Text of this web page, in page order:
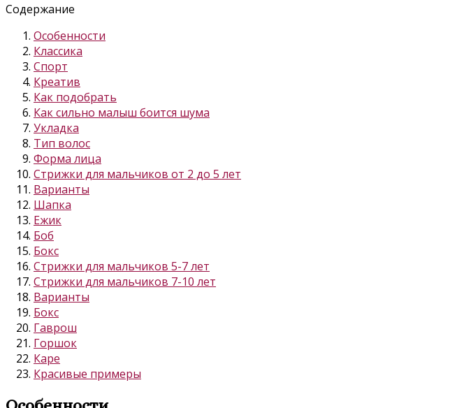
Содержание
Особенности
Классика
Спорт
Креатив
Как подобрать
Как сильно малыш боится шума
Укладка
Тип волос
Форма лица
Стрижки для мальчиков от 2 до 5 лет
Варианты
Шапка
Ежик
Боб
Бокс
Стрижки для мальчиков 5-7 лет
Стрижки для мальчиков 7-10 лет
Варианты
Бокс
Гаврош
Горшок
Каре
Красивые примеры